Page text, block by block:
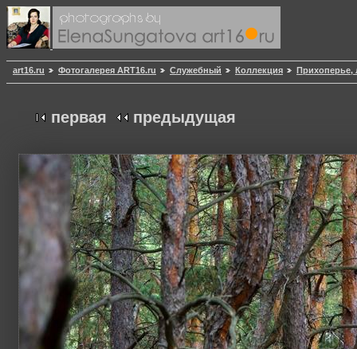
art16.ru Фотогалерея ART16.ru Служебный Коллекция Прихоперье,
первая предыдущая